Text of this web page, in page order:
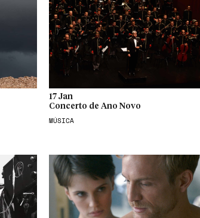
17 Jan
Concerto de Ano Novo
MÚSICA